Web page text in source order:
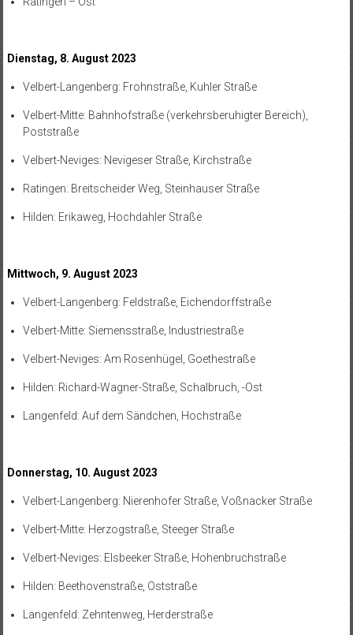
Dienstag, 8. August 2023
Velbert-Langenberg: Frohnstraße, Kuhler Straße
Velbert-Mitte: Bahnhofstraße (verkehrsberuhigter Bereich),
Poststraße
Velbert-Neviges: Nevigeser Straße, Kirchstraße
Ratingen: Breitscheider Weg, Steinhauser Straße
Hilden: Erikaweg, Hochdahler Straße
Mittwoch, 9. August 2023
Velbert-Langenberg: Feldstraße, Eichendorffstraße
Velbert-Mitte: Siemensstraße, Industriestraße
Velbert-Neviges: Am Rosenhügel, Goethestraße
Hilden: Richard-Wagner-Straße, Schalbruch, -Ost
Langenfeld: Auf dem Sändchen, Hochstraße
Donnerstag, 10. August 2023
Velbert-Langenberg: Nierenhofer Straße, Voßnacker Straße
Velbert-Mitte: Herzogstraße, Steeger Straße
Velbert-Neviges: Elsbeeker Straße, Hohenbruchstraße
Hilden: Beethovenstraße, Oststraße
Langenfeld: Zehntenweg, Herderstraße